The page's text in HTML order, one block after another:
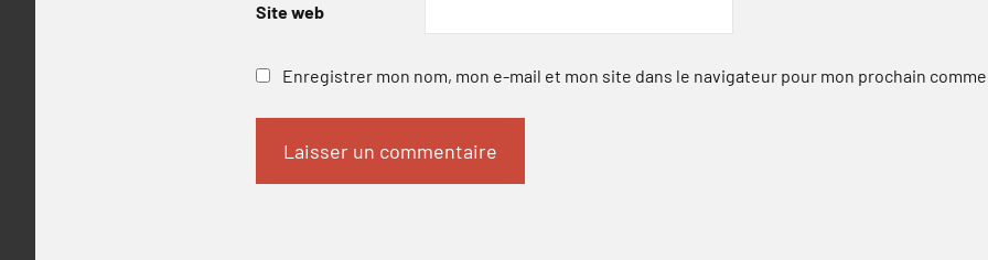
Site web
Enregistrer mon nom, mon e-mail et mon site dans le navigateur pour mon prochain